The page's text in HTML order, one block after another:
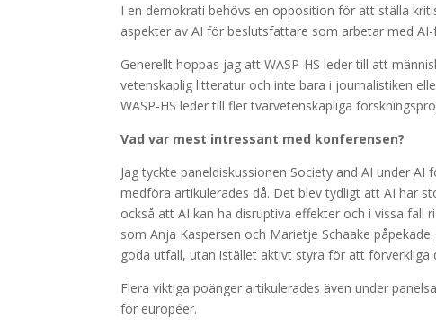
I en demokrati behövs en opposition för att ställa
aspekter av AI för beslutsfattare som arbetar med
Generellt hoppas jag att WASP-HS leder till att
vetenskaplig litteratur och inte bara i journalistiken
WASP-HS leder till fler tvärvetenskapliga
Vad var mest intressant med konferensen?
Jag tyckte paneldiskussionen Society and AI under
medföra artikulerades då. Det blev tydligt att AI har
också att AI kan ha disruptiva effekter och i vissa
som Anja Kaspersen och Marietje Schaake
goda utfall, utan istället aktivt styra för att förverkliga
Flera viktiga poänger artikulerades även under
för européer.